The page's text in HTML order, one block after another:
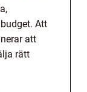
Att
att
rätt